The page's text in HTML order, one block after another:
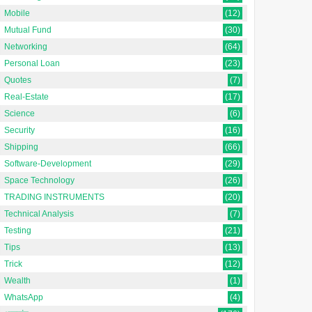
Mobile
(12)
Mutual Fund
(30)
Networking
(64)
Personal Loan
(23)
Quotes
(7)
Real-Estate
(17)
Science
(6)
Security
(16)
Shipping
(66)
Software-Development
(29)
Space Technology
(26)
TRADING INSTRUMENTS
(20)
Technical Analysis
(7)
Testing
(21)
Tips
(13)
Trick
(12)
Wealth
(1)
WhatsApp
(4)